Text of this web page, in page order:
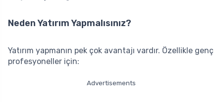
Neden Yatırım Yapmalısınız?
Yatırım yapmanın pek çok avantajı vardır. Özellikle genç
profesyoneller için:
Advertisements